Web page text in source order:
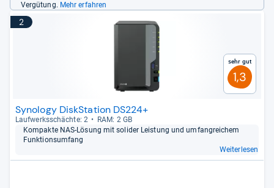
Vergütung. Mehr erfahren
2
Sehr gut
1,3
Synology DiskStation DS224+
Lauf­werks­schächte: 2
RAM: 2 GB
Kom­pakte NAS-​Lösung mit soli­der Leis­tung und umfang­rei­chem
Funk­ti­ons­um­fang
Weiterlesen